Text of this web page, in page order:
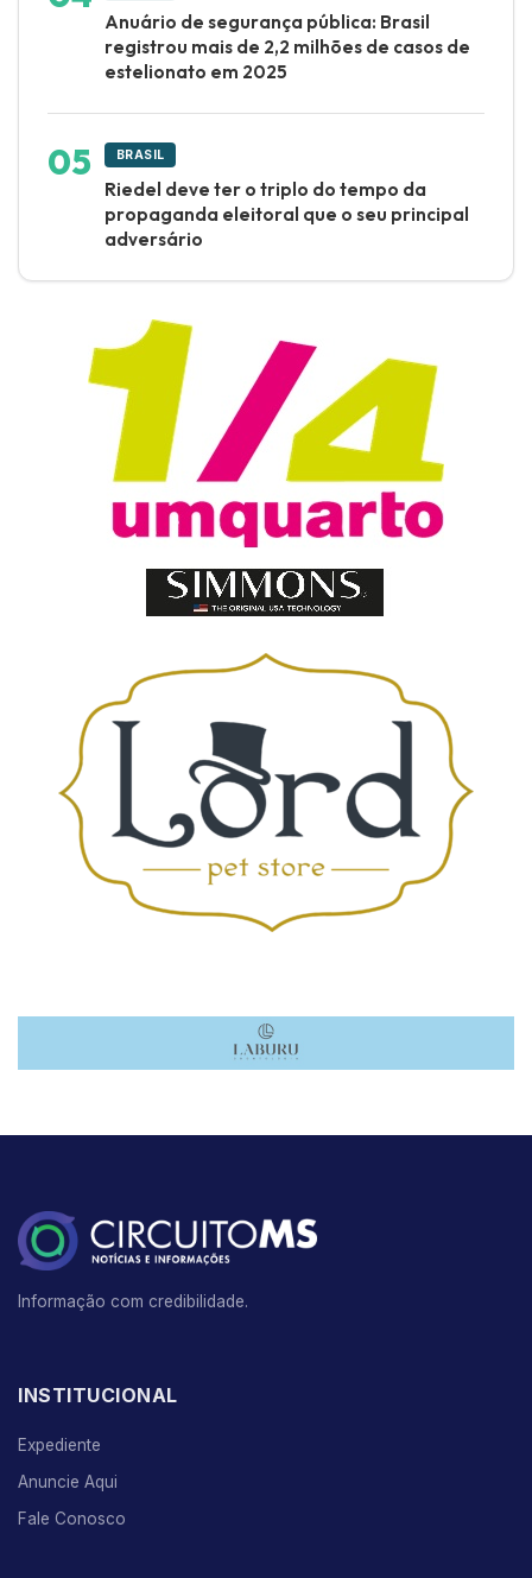
Anuário de segurança pública: Brasil
registrou mais de 2,2 milhões de casos de
estelionato em 2025
BRASIL
Riedel deve ter o triplo do tempo da
propaganda eleitoral que o seu principal
adversário
Informação com credibilidade.
INSTITUCIONAL
Expediente
Anuncie Aqui
Fale Conosco